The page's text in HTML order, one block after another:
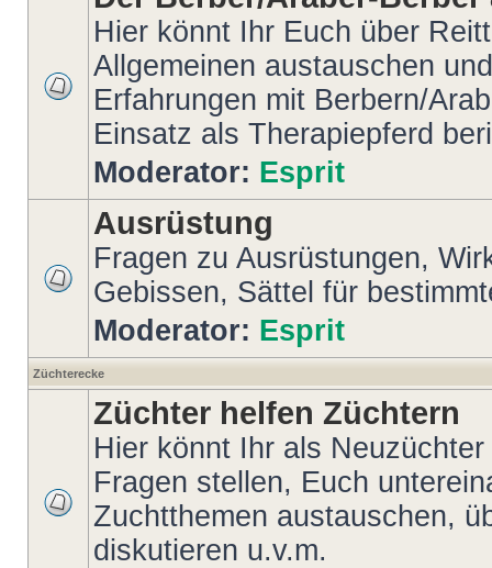
Hier könnt Ihr Euch über
Allgemeinen austauschen
Erfahrungen mit Berbern/
Einsatz als Therapiepferd
Moderator: Esprit
Ausrüstung
Fragen zu Ausrüstungen,
Gebissen, Sättel für
Moderator: Esprit
Züchterecke
Züchter helfen Züchtern
Hier könnt Ihr als
Fragen stellen, Euch
Zuchtthemen austauschen,
diskutieren u.v.m.